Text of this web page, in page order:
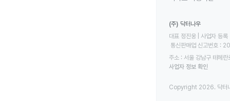
(주) 닥터나우
대표 정진웅 | 사업자
통신판매업 신고번호
주소 : 서울 강남구 테헤
사업자 정보 확인
Copyright 2026. 닥터